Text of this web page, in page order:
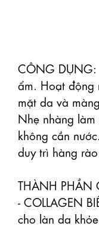
CÔNG DỤNG:
ẩm. Hoạt động
mặt da và
Nhẹ nhàng
không cần
duy trì hàng
THÀNH PHẦN
- COLLAGEN
cho làn da